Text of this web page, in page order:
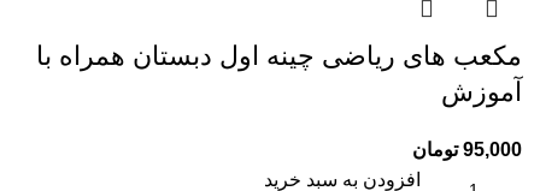
مکعب های ریاضی چینه اول دبستان همراه با
آموزش
95,000 تومان
افزودن به سبد خرید